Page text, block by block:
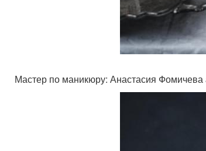
Мастер по маникюру: Анастасия Фомичева